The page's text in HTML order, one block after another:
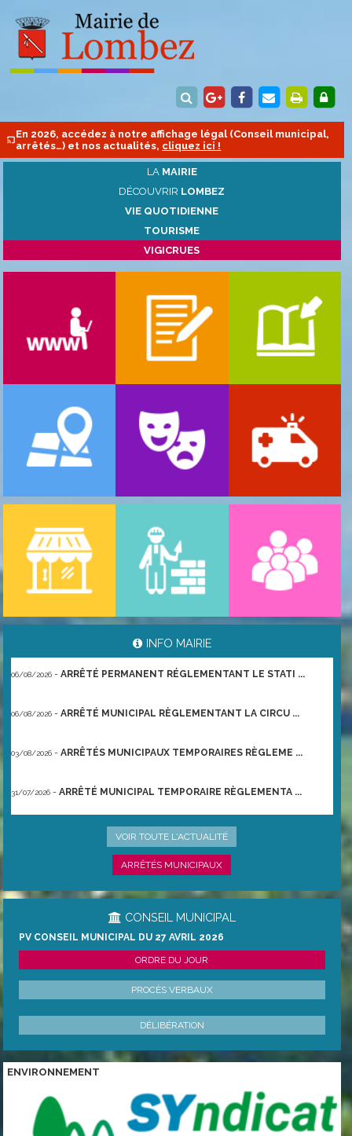
En 2026, accédez à notre affichage légal (Conseil municipal,
arrêtés…) et nos actualités, cliquez ici !
LA MAIRIE
DÉCOUVRIR LOMBEZ
VIE QUOTIDIENNE
TOURISME
VIGICRUES
INFO MAIRIE
ARRÊTÉ PERMANENT RÉGLEMENTANT LE STATI ...
ARRÊTÉ MUNICIPAL RÈGLEMENTANT LA CIRCU ...
ARRÊTÉS MUNICIPAUX TEMPORAIRES RÈGLEME ...
ARRÊTÉ MUNICIPAL TEMPORAIRE RÈGLEMENTA ...
ARRÊTÉ PRÉFECTORAL DU 21/06/2026 TEMPO ...
VOIR TOUTE L'ACTUALITÉ
ARRÊTÉS MUNICIPAUX
CONSEIL MUNICIPAL
PV CONSEIL MUNICIPAL DU 27 AVRIL 2026
ORDRE DU JOUR
PROCÈS VERBAUX
DÉLIBÉRATION
ENVIRONNEMENT